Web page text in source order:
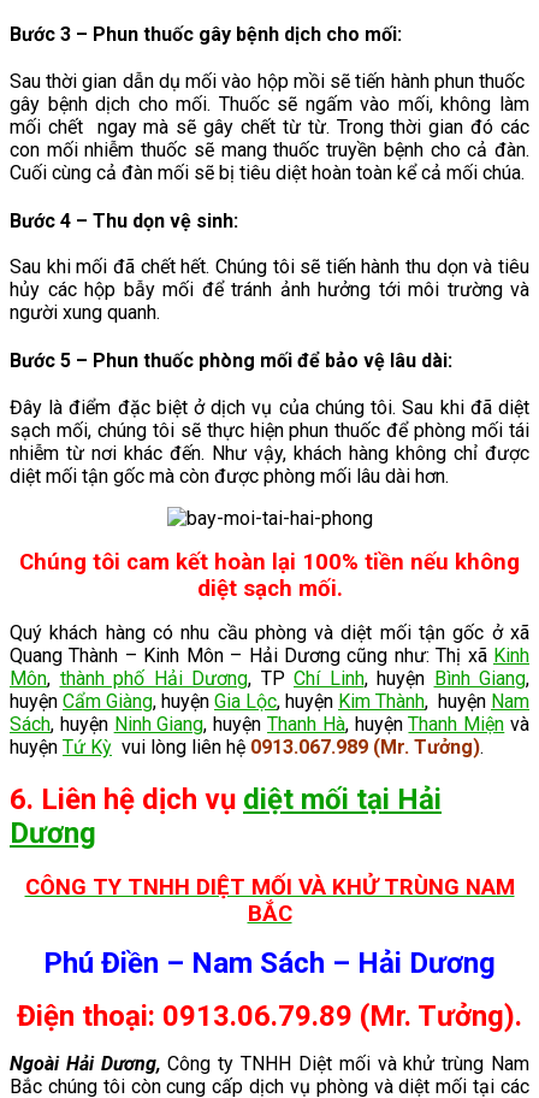
Bước 3 – Phun thuốc gây bệnh dịch cho mối:
Sau thời gian dẫn dụ mối vào hộp mồi sẽ tiến hành phun thuốc
gây bệnh dịch cho mối. Thuốc sẽ ngấm vào mối, không làm
mối chết ngay mà sẽ gây chết từ từ. Trong thời gian đó các
con mối nhiễm thuốc sẽ mang thuốc truyền bệnh cho cả đàn.
Cuối cùng cả đàn mối sẽ bị tiêu diệt hoàn toàn kể cả mối chúa.
Bước 4 – Thu dọn vệ sinh:
Sau khi mối đã chết hết. Chúng tôi sẽ tiến hành thu dọn và tiêu
hủy các hộp bẫy mối để tránh ảnh hưởng tới môi trường và
người xung quanh.
Bước 5 – Phun thuốc phòng mối để bảo vệ lâu dài:
Đây là điểm đặc biệt ở dịch vụ của chúng tôi. Sau khi đã diệt
sạch mối, chúng tôi sẽ thực hiện phun thuốc để phòng mối tái
nhiễm từ nơi khác đến. Như vậy, khách hàng không chỉ được
diệt mối tận gốc mà còn được phòng mối lâu dài hơn.
Chúng tôi cam kết hoàn lại 100% tiền nếu không
diệt sạch mối.
Quý khách hàng có nhu cầu phòng và diệt mối tận gốc ở xã
Quang Thành – Kinh Môn – Hải Dương cũng như: Thị xã Kinh
Môn, thành phố Hải Dương, TP Chí Linh, huyện Bình Giang,
huyện Cẩm Giàng, huyện Gia Lộc, huyện Kim Thành, huyện Nam
Sách, huyện Ninh Giang, huyệnThanh Hà, huyệnThanh Miện và
huyện Tứ Kỳ vui lòng liên hệ 0913.067.989 (Mr. Tưởng).
6. Liên hệ dịch vụ diệt mối tại Hải
Dương
CÔNG TY TNHH DIỆT MỐI VÀ KHỬ TRÙNG NAM
BẮC
Phú Điền – Nam Sách – Hải Dương
Điện thoại: 0913.06.79.89 (Mr. Tưởng).
Ngoài Hải Dương, Công ty TNHH Diệt mối và khử trùng Nam
Bắc chúng tôi còn cung cấp dịch vụ phòng và diệt mối tại các